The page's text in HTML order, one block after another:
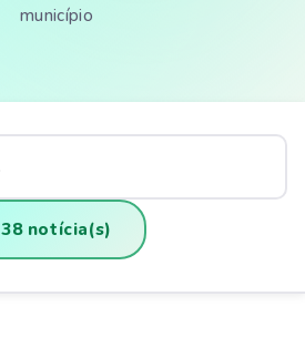
município
38 notícia(s)